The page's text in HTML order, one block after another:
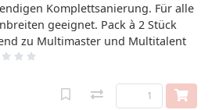
Komplettsanierung. Für alle
geeignet. Pack à 2 Stück
zu Multimaster und Multitalent